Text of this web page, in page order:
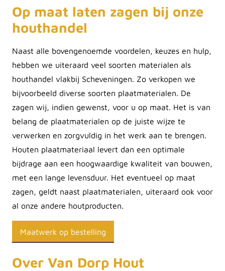
Op maat laten zagen bij onze
houthandel
Naast alle bovengenoemde voordelen, keuzes en hulp,
hebben we uiteraard veel soorten materialen als
houthandel vlakbij Scheveningen. Zo verkopen we
bijvoorbeeld diverse soorten plaatmaterialen. De
zagen wij, indien gewenst, voor u op maat. Het is van
belang de plaatmaterialen op de juiste wijze te
verwerken en zorgvuldig in het werk aan te brengen.
Houten plaatmateriaal levert dan een optimale
bijdrage aan een hoogwaardige kwaliteit van bouwen,
met een lange levensduur. Het eventueel op maat
zagen, geldt naast plaatmaterialen, uiteraard ook voor
al onze andere houtproducten.
Maatwerk op bestelling
Over Van Dorp Hout